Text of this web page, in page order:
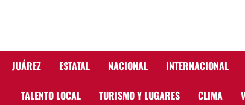
JUÁREZ ESTATAL NACIONAL INTERNACIONAL
TALENTO LOCAL TURISMO Y LUGARES CLIMA